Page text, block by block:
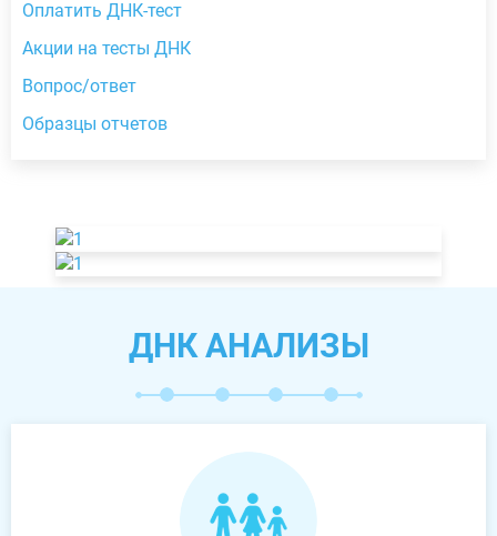
Оплатить ДНК-тест
Акции на тесты ДНК
Вопрос/ответ
Образцы отчетов
ДНК АНАЛИЗЫ